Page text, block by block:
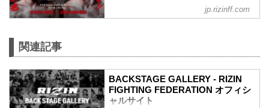
第7試合／安保瑠輝也 vs. シナ・カリミア
（WIN）安保瑠輝也 vs. シナ・カリミア
ン（LOSE）
6R 2分00秒 判定（3-0）
≫ 試合結果詳細
第6試合／細川一颯 vs. 宇佐美正パトリッ
jp.rizinff.com
関連記事
BACKSTAGE GALLERY - RIZIN
FIGHTING FEDERATION オフィシ
ャルサイト